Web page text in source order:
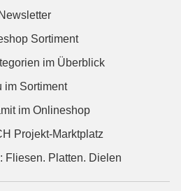
Newsletter
Sortiment
im Überblick
im Sortiment
im Onlineshop
Projekt-Marktplatz
Fliesen. Platten. Dielen